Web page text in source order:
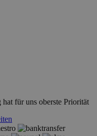
für uns oberste Priorität